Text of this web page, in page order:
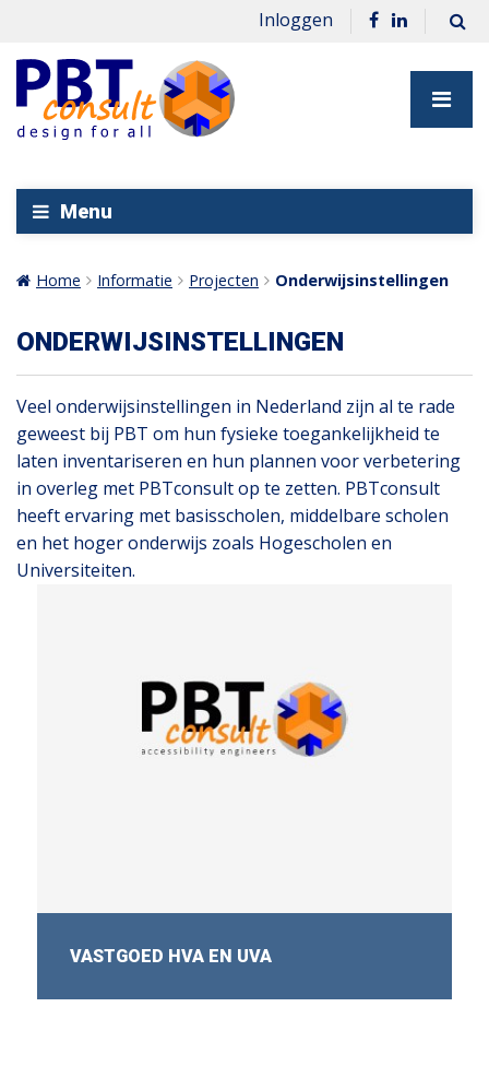
Inloggen
Menu
Home Informatie Projecten Onderwijsinstellingen
ONDERWIJSINSTELLINGEN
Veel onderwijsinstellingen in Nederland zijn al te rade
geweest bij PBT om hun fysieke toegankelijkheid te
laten inventariseren en hun plannen voor verbetering
in overleg met PBTconsult op te zetten. PBTconsult
heeft ervaring met basisscholen, middelbare scholen
en het hoger onderwijs zoals Hogescholen en
Universiteiten.
VASTGOED HVA EN UVA